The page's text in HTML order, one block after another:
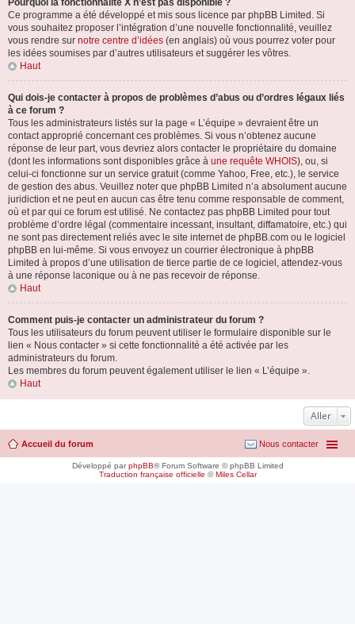
Pourquoi la fonctionnalité X n’est pas disponible ?
Ce programme a été développé et mis sous licence par phpBB Limited. Si
vous souhaitez proposer l’intégration d’une nouvelle fonctionnalité, veuillez
vous rendre sur notre centre d’idées (en anglais) où vous pourrez voter pour
les idées soumises par d’autres utilisateurs et suggérer les vôtres.
Haut
Qui dois-je contacter à propos de problèmes d’abus ou d’ordres légaux liés
à ce forum ?
Tous les administrateurs listés sur la page « L’équipe » devraient être un
contact approprié concernant ces problèmes. Si vous n’obtenez aucune
réponse de leur part, vous devriez alors contacter le propriétaire du domaine
(dont les informations sont disponibles grâce à une requête WHOIS), ou, si
celui-ci fonctionne sur un service gratuit (comme Yahoo, Free, etc.), le service
de gestion des abus. Veuillez noter que phpBB Limited n’a absolument aucune
juridiction et ne peut en aucun cas être tenu comme responsable de comment,
où et par qui ce forum est utilisé. Ne contactez pas phpBB Limited pour tout
problème d’ordre légal (commentaire incessant, insultant, diffamatoire, etc.) qui
ne sont pas directement reliés avec le site internet de phpBB.com ou le logiciel
phpBB en lui-même. Si vous envoyez un courrier électronique à phpBB
Limited à propos d’une utilisation de tierce partie de ce logiciel, attendez-vous
à une réponse laconique ou à ne pas recevoir de réponse.
Haut
Comment puis-je contacter un administrateur du forum ?
Tous les utilisateurs du forum peuvent utiliser le formulaire disponible sur le
lien « Nous contacter » si cette fonctionnalité a été activée par les
administrateurs du forum.
Les membres du forum peuvent également utiliser le lien « L’équipe ».
Haut
Aller
Accueil du forum Nous contacter
Développé parphpBB® Forum Software © phpBB Limited
Traduction française officielle ©Miles Cellar